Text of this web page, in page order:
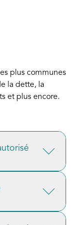
plus communes
la dette, la
et plus encore.
autorisés
le cadre
ou d'une